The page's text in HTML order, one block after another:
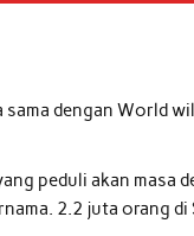
sama dengan World
peduli akan masa
2.2 juta orang di